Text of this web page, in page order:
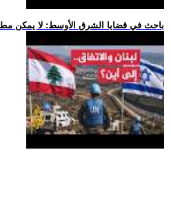
.. باحث في قضايا الشرق الأوسط: لا يمكن